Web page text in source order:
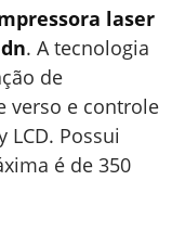
laser
. A tecnologia
de
verso e controle
LCD. Possui
é de 350